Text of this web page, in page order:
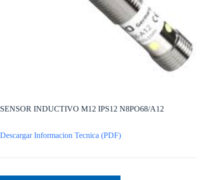
SENSOR INDUCTIVO M12 IPS12 N8PO68/A12
Descargar Informacion Tecnica (PDF)